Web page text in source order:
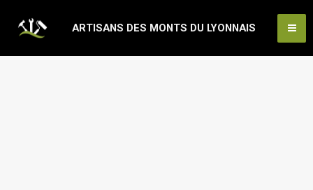
ARTISANS DES MONTS DU LYONNAIS